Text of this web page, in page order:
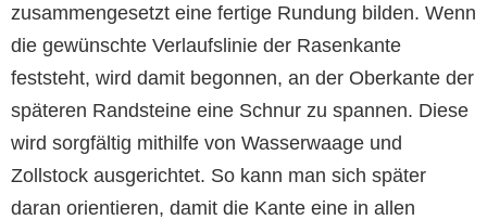
zusammengesetzt eine fertige Rundung bilden. Wenn
die gewünschte Verlaufslinie der Rasenkante
feststeht, wird damit begonnen, an der Oberkante der
späteren Randsteine eine Schnur zu spannen. Diese
wird sorgfältig mithilfe von Wasserwaage und
Zollstock ausgerichtet. So kann man sich später
daran orientieren, damit die Kante eine in allen